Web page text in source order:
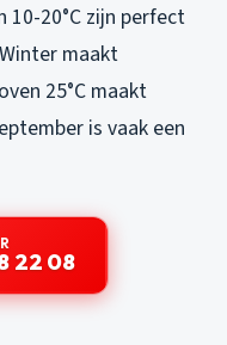
10-20°C zijn perfect
maakt
25°C maakt
is vaak een
22 08